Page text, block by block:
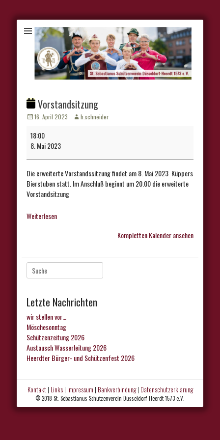
Vorstandsitzung
Veröffentlicht
16. April 2023 Autorh.schneider
Vorstandsitzung
18:00
8. Mai 2023
Die erweiterte Vorstandssitzung findet am 8. Mai 2023 Küppers
Bierstuben statt. Im Anschluß beginnt um 20.00 die erweiterte
Vorstandsitzung
Weiterlesen
Kompletten Kalender ansehen
Suche
nach:
Letzte Nachrichten
wir stellen vor…
Möschesonntag
Schützenzeitung 2026
Austausch Wasserleitung 2026
Heerdter Bürger- und Schützenfest 2026
Kontakt| Links| Impressum | Bankverbindung| Datenschutzerklärung
© 2018 St. Sebastianus Schützenverein Düsseldorf-Heerdt 1573 e.V.